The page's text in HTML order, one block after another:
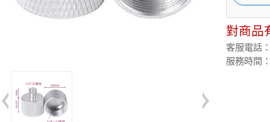
對商品
客服電話
服務時間